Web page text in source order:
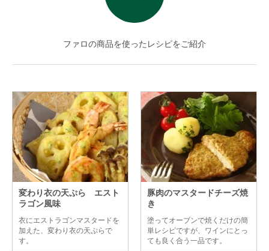
ファロの商品を使ったレシピをご紹介
変わり衣の天ぷら エスト
ラゴン風味
衣にエストラゴンマスタードを
加えた、変わり衣の天ぷらで
す。
豚肉のマスタードチーズ焼
き
塗ってオーブンで焼くだけの簡
単レシピですが、ワインにとっ
ても良く合う一品です。